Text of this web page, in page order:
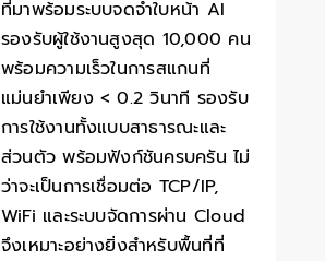
ที่มาพร้อมระบบจดจำใบหน้า AI
รองรับผู้ใช้งานสูงสุด 10,000 คน
พร้อมความเร็วในการสแกนที่
แม่นยำเพียง < 0.2 วินาที รองรับ
การใช้งานทั้งแบบสาธารณะและ
ส่วนตัว พร้อมฟังก์ชันครบครัน ไม่
ว่าจะเป็นการเชื่อมต่อ TCP/IP,
WiFi และระบบจัดการผ่าน Cloud
จึงเหมาะอย่างยิ่งสำหรับพื้นที่ที่